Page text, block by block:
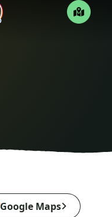
Google Maps